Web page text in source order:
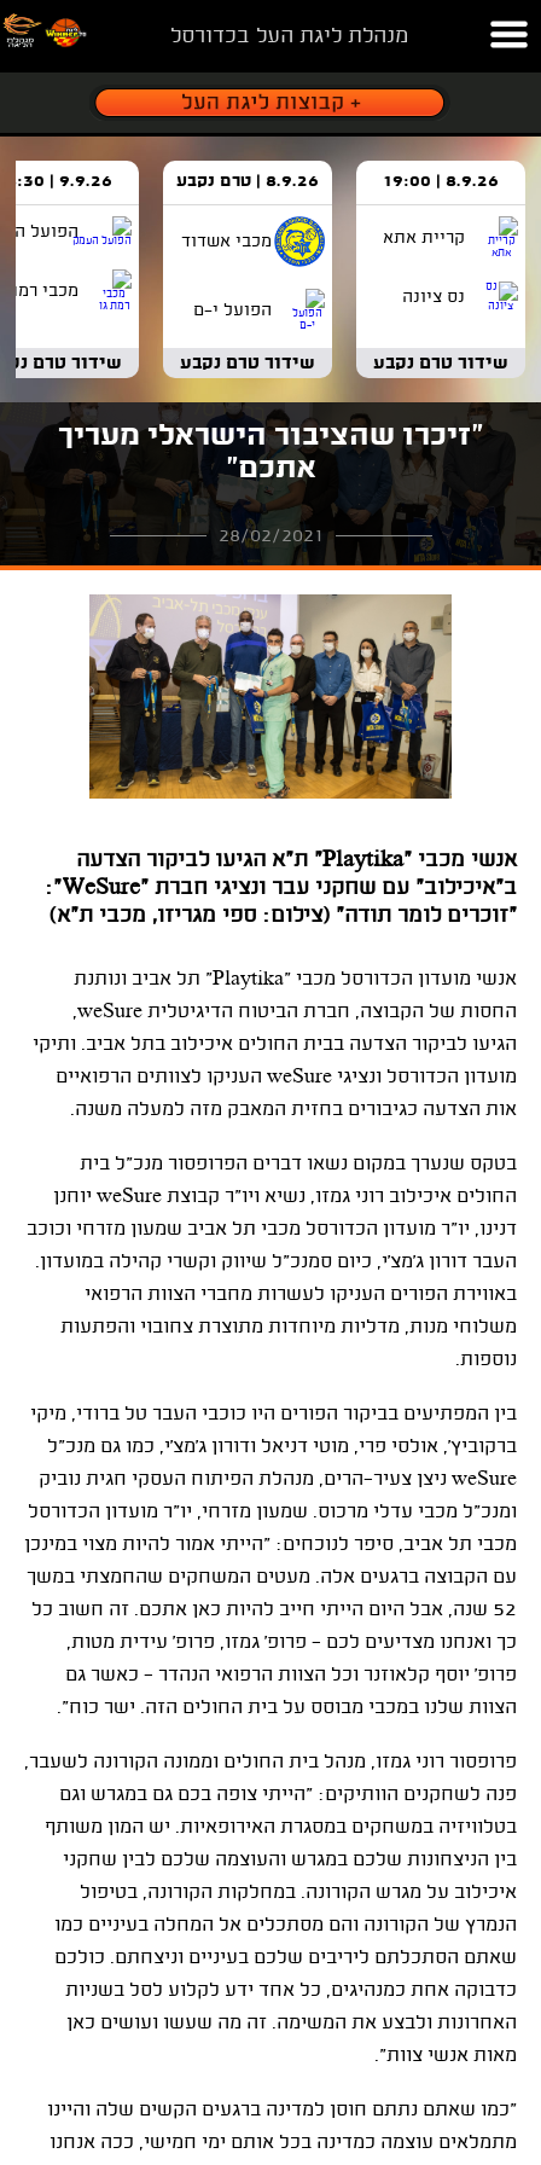
מנהלת ליגת העל בכדורסל
8.9.26 | 19:00
קריית אתא
נס ציונה
שידור טרם נקבע
8.9.26 | טרם נקבע
מכבי אשדוד
הפועל י-ם
שידור טרם נקבע
9.9.26 | 18:30
הפועל
מכבי רמת
שידור טרם
"זיכרו שהציבור הישראלי מעריך
אתכם"
28/02/2021
אנשי מכבי "Playtika" ת"א הגיעו לביקור הצדעה
ב"איכילוב" עם שחקני עבר ונציגי חברת "WeSure":
"זוכרים לומר תודה" (צילום: ספי מגריזו, מכבי ת"א)
אנשי מועדון הכדורסל מכבי "Playtika" תל אביב ונותנת
החסות של הקבוצה, חברת הביטוח הדיגיטלית weSure,
הגיעו לביקור הצדעה בבית החולים איכילוב בתל אביב. ותיקי
מועדון הכדורסל ונציגי weSure העניקו לצוותים הרפואיים
אות הצדעה כגיבורים בחזית המאבק מזה למעלה משנה.
בטקס שנערך במקום נשאו דברים הפרופסור מנכ"ל בית
החולים איכילוב רוני גמזו, נשיא ויו"ר קבוצת weSure יוחנן
דנינו, יו"ר מועדון הכדורסל מכבי תל אביב שמעון מזרחי וכוכב
העבר דורון ג'מצ'י, כיום סמנכ"ל שיווק וקשרי קהילה במועדון.
באווירת הפורים העניקו לעשרות מחברי הצוות הרפואי
משלוחי מנות, מדליות מיוחדות מתוצרת צחובוי והפתעות
נוספות.
בין המפתיעים בביקור הפורים היו כוכבי העבר טל ברודי, מיקי
ברקוביץ', אולסי פרי, מוטי דניאל ודורון ג'מצ'י, כמו גם מנכ"ל
weSure ניצן צעיר-הרים, מנהלת הפיתוח העסקי חגית נוביק
ומנכ"ל מכבי עדלי מרכוס. שמעון מזרחי, יו"ר מועדון הכדורסל
מכבי תל אביב, סיפר לנוכחים: "הייתי אמור להיות מצוי במינכן
עם הקבוצה ברגעים אלה. מעטים המשחקים שהחמצתי במשך
52 שנה, אבל היום הייתי חייב להיות כאן אתכם. זה חשוב כל
כך ואנחנו מצדיעים לכם - פרופ' גמזו, פרופ' עידית מטות,
פרופ' יוסף קלאוזנר וכל הצוות הרפואי הנהדר - כאשר גם
הצוות שלנו במכבי מבוסס על בית החולים הזה. ישר כוח".
פרופסור רוני גמזו, מנהל בית החולים וממונה הקורונה לשעבר,
פנה לשחקנים הוותיקים: "הייתי צופה בכם גם במגרש וגם
בטלוויזיה במשחקים במסגרת האירופאיות. יש המון משותף
בין הניצחונות שלכם במגרש והעוצמה שלכם לבין שחקני
איכילוב על מגרש הקורונה. במחלקות הקורונה, בטיפול
הנמרץ של הקורונה והם מסתכלים אל המחלה בעיניים כמו
שאתם הסתכלתם ליריבים שלכם בעיניים וניצחתם. כולכם
כדבוקה אחת כמנהיגים, כל אחד ידע לקלוע לסל בשניות
האחרונות ולבצע את המשימה. זה מה שעשו ועושים כאן
מאות אנשי צוות".
"כמו שאתם נתתם חוסן למדינה ברגעים הקשים שלה והיינו
מתמלאים עוצמה כמדינה בכל אותם ימי חמישי, ככה אנחנו